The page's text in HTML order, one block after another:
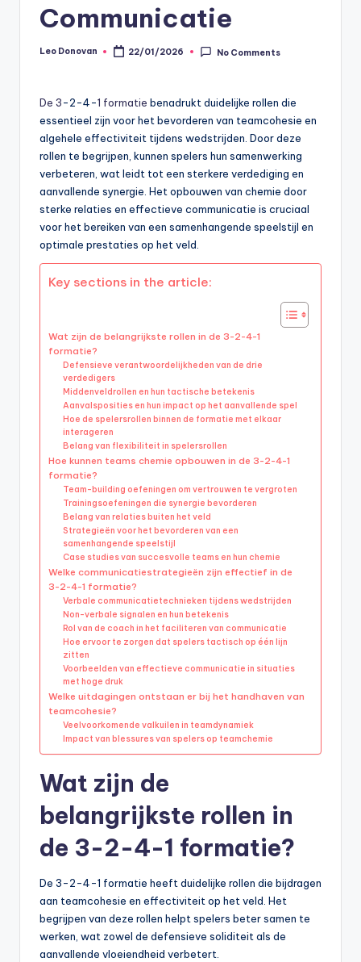
Communicatie
Posted
Leo Donovan 22/01/2026 No Comments
De 3-2-4-1 formatie benadrukt duidelijke rollen die
essentieel zijn voor het bevorderen van teamcohesie en
algehele effectiviteit tijdens wedstrijden. Door deze
rollen te begrijpen, kunnen spelers hun samenwerking
verbeteren, wat leidt tot een sterkere verdediging en
aanvallende synergie. Het opbouwen van chemie door
sterke relaties en effectieve communicatie is cruciaal
voor het bereiken van een samenhangende speelstijl en
optimale prestaties op het veld.
Key sections in the article:
Wat zijn de belangrijkste rollen in de 3-2-4-1
formatie?
Defensieve verantwoordelijkheden van de drie
verdedigers
Middenveldrollen en hun tactische betekenis
Aanvalsposities en hun impact op het aanvallende spel
Hoe de spelersrollen binnen de formatie met elkaar
interageren
Belang van flexibiliteit in spelersrollen
Hoe kunnen teams chemie opbouwen in de 3-2-4-1
formatie?
Team-building oefeningen om vertrouwen te vergroten
Trainingsoefeningen die synergie bevorderen
Belang van relaties buiten het veld
Strategieën voor het bevorderen van een
samenhangende speelstijl
Case studies van succesvolle teams en hun chemie
Welke communicatiestrategieën zijn effectief in de
3-2-4-1 formatie?
Verbale communicatietechnieken tijdens wedstrijden
Non-verbale signalen en hun betekenis
Rol van de coach in het faciliteren van communicatie
Hoe ervoor te zorgen dat spelers tactisch op één lijn
zitten
Voorbeelden van effectieve communicatie in situaties
met hoge druk
Welke uitdagingen ontstaan er bij het handhaven van
teamcohesie?
Veelvoorkomende valkuilen in teamdynamiek
Impact van blessures van spelers op teamchemie
Wat zijn de
belangrijkste rollen in
de 3-2-4-1 formatie?
De 3-2-4-1 formatie heeft duidelijke rollen die bijdragen
aan teamcohesie en effectiviteit op het veld. Het
begrijpen van deze rollen helpt spelers beter samen te
werken, wat zowel de defensieve soliditeit als de
aanvallende vloeiendheid verbetert.